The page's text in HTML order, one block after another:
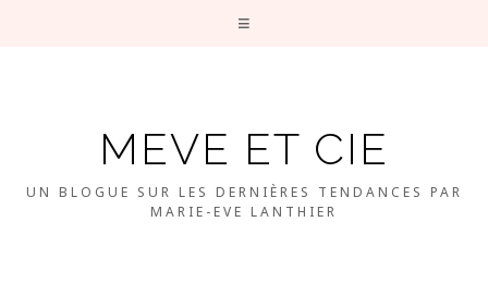
MEVE ET CIE
UN BLOGUE SUR LES DERNIÈRES TENDANCES PAR
MARIE-EVE LANTHIER